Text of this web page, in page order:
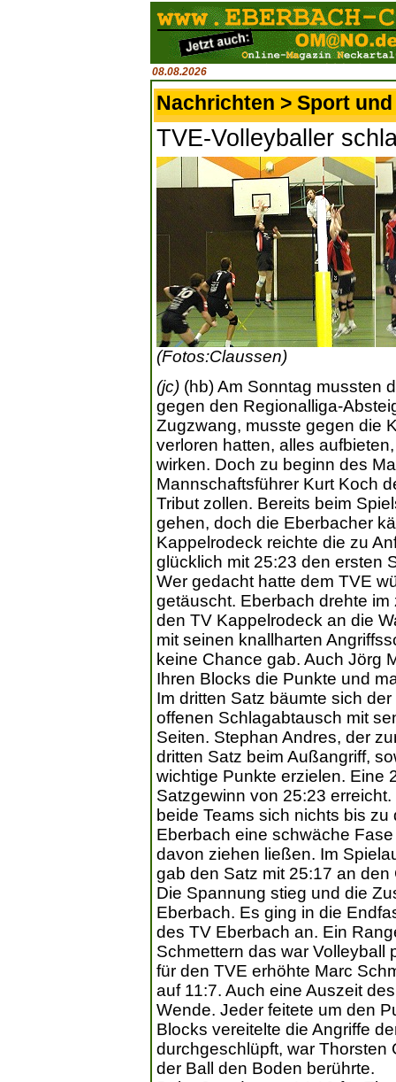
08.08.2026
Nachrichten > Sport
TVE-Volleyballer
(Fotos:Claussen)
(jc) (hb) Am Sonntag mussten
gegen den Regionalliga-
Zugzwang, musste gegen die
verloren hatten, alles
wirken. Doch zu beginn des
Mannschaftsführer Kurt Koch
Tribut zollen. Bereits beim
gehen, doch die Eberbacher
Kappelrodeck reichte die zu
glücklich mit 25:23 den ersten
Wer gedacht hatte dem TVE
getäuscht. Eberbach drehte
den TV Kappelrodeck an die
mit seinen knallharten
keine Chance gab. Auch Jörg
Ihren Blocks die Punkte und
Im dritten Satz bäumte sich
offenen Schlagabtausch mit
Seiten. Stephan Andres, der
dritten Satz beim Außangriff,
wichtige Punkte erzielen. Eine
Satzgewinn von 25:23
beide Teams sich nichts bis
Eberbach eine schwäche
davon ziehen ließen. Im
gab den Satz mit 25:17 an den
Die Spannung stieg und die
Eberbach. Es ging in die
des TV Eberbach an. Ein
Schmettern das war Volleyball
für den TVE erhöhte Marc
auf 11:7. Auch eine Auszeit
Wende. Jeder feitete um den
Blocks vereitelte die Angriffe
durchgeschlüpft, war Thorsten
der Ball den Boden berührte.